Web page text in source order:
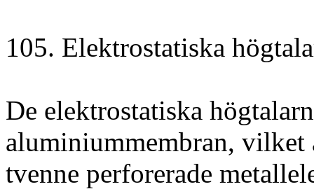
105. Elektrostatiska
De elektrostatiska
aluminiummembran, vilket
tvenne perforerade